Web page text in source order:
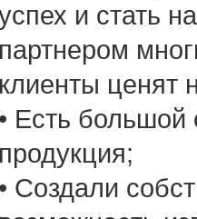
и стать
партнером
клиенты ценят
• Есть большой
продукция;
• Создали